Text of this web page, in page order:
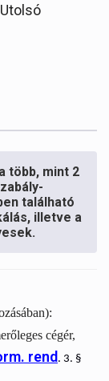
több, mint 2
található
illetve a
cégér,
rend. 3. §